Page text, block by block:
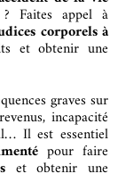
Faites appel à
corporels à
et obtenir une
graves sur
incapacité
Il est essentiel
pour faire
et obtenir une